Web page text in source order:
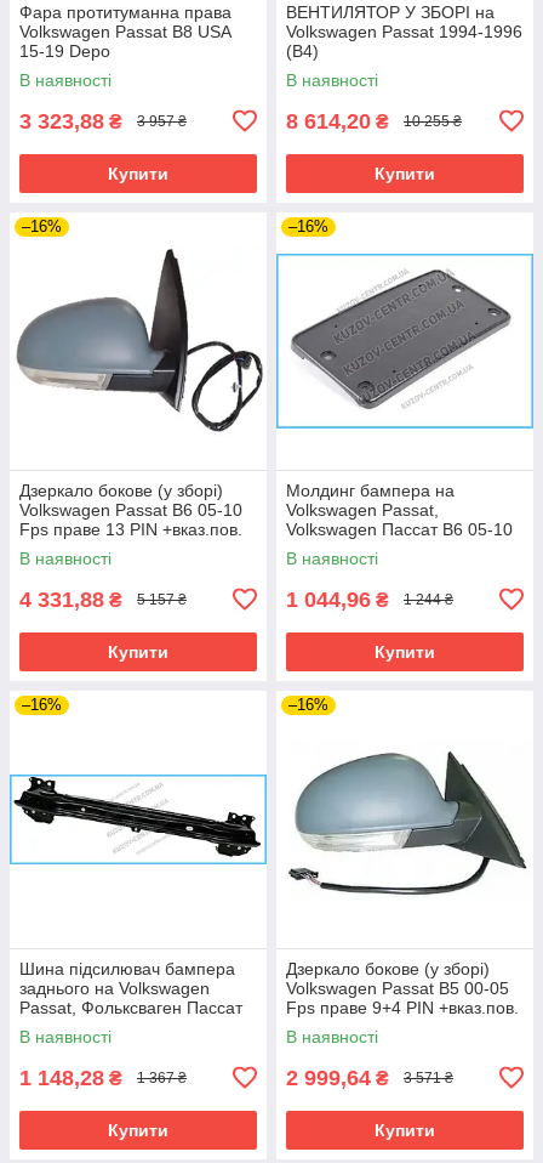
Фара протитуманна права
Volkswagen Passat B8 USA
15-19 Depo
В наявності
3 323,88 ₴ 3 957 ₴
Купити
ВЕНТИЛЯТОР У ЗБОРІ на
Volkswagen Passat 1994-1996
(B4)
В наявності
8 614,20 ₴ 10 255 ₴
Купити
–16%
Дзеркало бокове (у зборі)
Volkswagen Passat B6 05-10
Fps праве 13 PIN +вказ.пов.
+підсв. пам., склад., грунт.
В наявності
4 331,88 ₴ 5 157 ₴
Купити
–16%
Молдинг бампера на
Volkswagen Passat,
Volkswagen Пассат B6 05-10
В наявності
1 044,96 ₴ 1 244 ₴
Купити
–16%
Шина підсилювач бампера
заднього на Volkswagen
Passat, Фольксваген Пассат
B6 05-10
В наявності
1 148,28 ₴ 1 367 ₴
Купити
–16%
Дзеркало бокове (у зборі)
Volkswagen Passat B5 00-05
Fps праве 9+4 PIN +вказ.пов.
-підсв. пам., склад., грунт.
В наявності
2 999,64 ₴ 3 571 ₴
Купити